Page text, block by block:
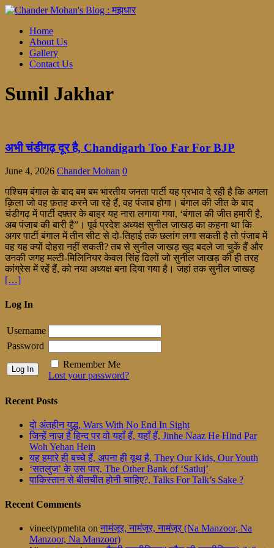
Home
About Us
Gallery
Contact Us
Sunil Jakhar
अभी चंडीगढ़ दूर है, Chandigarh Too Far For BJP
June 4, 2026 Chander Mohan 0
पश्चिम बंगाल के बाद बम बम भारतीय जनता पार्टी यह प्रभाव दे रही है कि अगला
क़िला जो वह फ़तह करने जा रहे हैं, वह पंजाब होगा। बंगाल की जीत के बाद
चंडीगढ़ में पार्टी दफ़्तर के बाहर यह नारा लगाया गया, ‘बंगाल की जीत हमारी है,
अब पंजाब की बारी है”। पूर्व प्रदेश अध्यक्ष सुनील जाखड़ का कहना था कि
अगर पार्टी बंगाल में तीन सीट से दो-तिहाई तक छलांग लगा सकती है तो पंजाब में
वह यह क्यों दोहरा नहीं सकती? तब से सुनील जाखड़ खुद बदले जा चुकें हैं और
उनकी जगह मल्टी-मिलिनियर केवल सिंह ढिलों जो सुनील जाखड़ की ही तरह
कांग्रेस में रहें हैं, को नया अध्यक्ष बना दिया गया है। जहां तक सुनील जाखड़
[…]
Log In
Username
Password
Remember Me
Lost your password?
Recent Posts
दो अंतहीन युद्ध, Wars With No End In Sight
जिन्हें नाज़ है हिन्द पर वो यहाँ हैं, यहाँ हैं, Jinhe Naaz He Hind Par
Woh Yehan Hein
यह हमारे ही बच्चे हैं, अपना ही यूथ है, They Our Kids, Our Youth
‘सतलुज’ के उस पार, The Other Bank of ‘Satluj’
पाकिस्तान से बीतचीत होनी चाहिए?, Talks For Talk’s Sake ?
Recent Comments
vineetypmehta on नामंजूर, नामंजूर, नामंजूर (Na Manzoor, Na
Manzoor, Na Manzoor)